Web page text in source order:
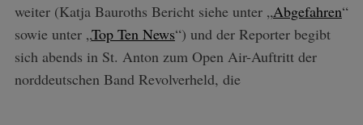
weiter (Katja Bauroths Bericht siehe unter „Abgefahren“
sowie unter „Top Ten News“) und der Reporter begibt
sich abends in St. Anton zum Open Air-Auftritt der
norddeutschen Band Revolverheld, die
S